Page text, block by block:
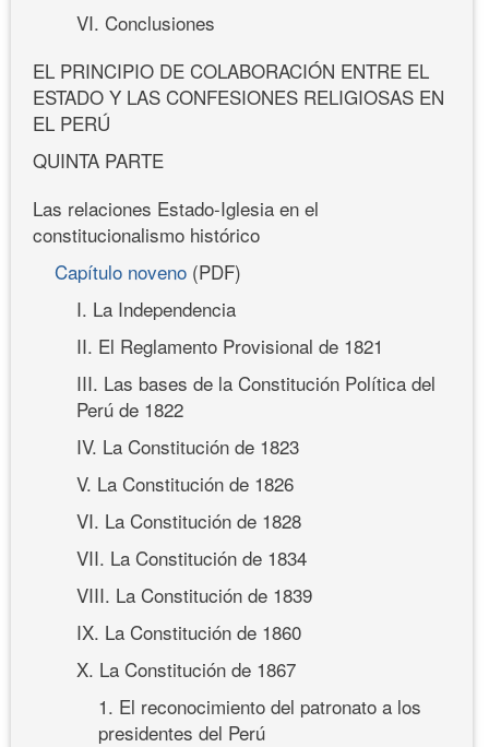
VI. Conclusiones
EL PRINCIPIO DE COLABORACIÓN ENTRE EL
ESTADO Y LAS CONFESIONES RELIGIOSAS EN
EL PERÚ
QUINTA PARTE
Las relaciones Estado-Iglesia en el
constitucionalismo histórico
Capítulo noveno (PDF)
I. La Independencia
II. El Reglamento Provisional de 1821
III. Las bases de la Constitución Política del
Perú de 1822
IV. La Constitución de 1823
V. La Constitución de 1826
VI. La Constitución de 1828
VII. La Constitución de 1834
VIII. La Constitución de 1839
IX. La Constitución de 1860
X. La Constitución de 1867
1. El reconocimiento del patronato a los
presidentes del Perú